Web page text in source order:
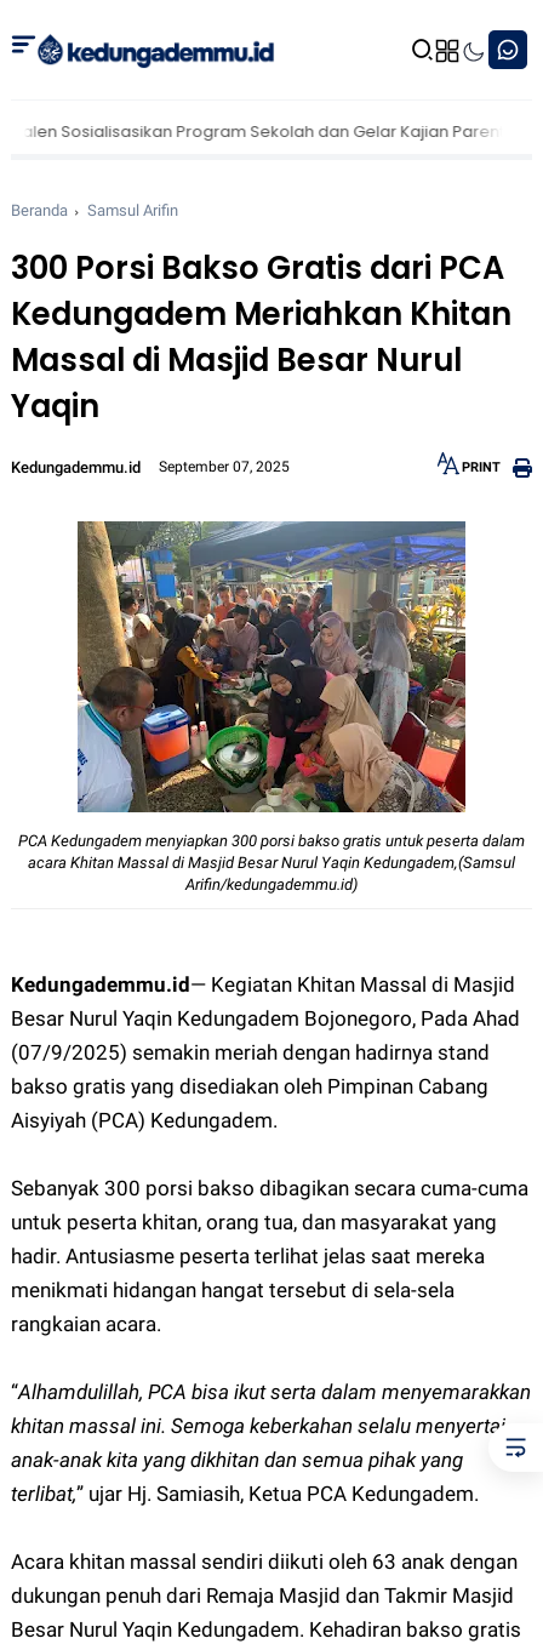
Program Sekolah dan Gelar Kajian Parenting untuk Wali
Beranda Samsul Arifin
300 Porsi Bakso Gratis dari PCA
Kedungadem Meriahkan Khitan
Massal di Masjid Besar Nurul
Yaqin
Kedungademmu.id September 07, 2025 PRINT
PCA Kedungadem menyiapkan 300 porsi bakso gratis untuk peserta dalam
acara Khitan Massal di Masjid Besar Nurul Yaqin Kedungadem,(Samsul
Arifin/kedungademmu.id)
Kedungademmu.id—Kegiatan Khitan Massal di Masjid
Besar Nurul Yaqin Kedungadem Bojonegoro, Pada Ahad
(07/9/2025) semakin meriah dengan hadirnya stand
bakso gratis yang disediakan oleh Pimpinan Cabang
Aisyiyah (PCA) Kedungadem.
Sebanyak 300 porsi bakso dibagikan secara cuma-cuma
untuk peserta khitan, orang tua, dan masyarakat yang
hadir. Antusiasme peserta terlihat jelas saat mereka
menikmati hidangan hangat tersebut di sela-sela
rangkaian acara.
“Alhamdulillah, PCA bisa ikut serta dalam menyemarakkan
khitan massal ini. Semoga keberkahan selalu menyertai
anak-anak kita yang dikhitan dan semua pihak yang
terlibat,” ujar Hj. Samiasih, Ketua PCA Kedungadem.
Acara khitan massal sendiri diikuti oleh 63 anak dengan
dukungan penuh dari Remaja Masjid dan Takmir Masjid
Besar Nurul Yaqin Kedungadem. Kehadiran bakso gratis